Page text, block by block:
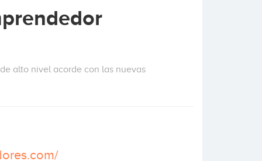
alto nivel acorde con las nuevas